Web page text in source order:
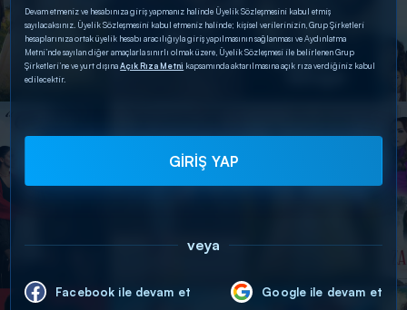
Devam etmeniz ve hesabınıza giriş yapmanız halinde Üyelik Sözleşmesini kabul etmiş
sayılacaksınız. Üyelik Sözleşmesini kabul etmeniz halinde; kişisel verilerinizin, Grup Şirketleri
hesaplarınıza ortak üyelik hesabı aracılığıyla giriş yapılmasının sağlanması ve Aydınlatma
Metni’nde sayılan diğer amaçlarla sınırlı olmak üzere, Üyelik Sözleşmesi ile belirlenen Grup
Şirketleri’ne ve yurt dışınaAçık Rıza Metni kapsamında aktarılmasına açık rıza verdiğiniz kabul
edilecektir.
GİRİŞ YAP
veya
Facebook ile devam et Google ile devam et